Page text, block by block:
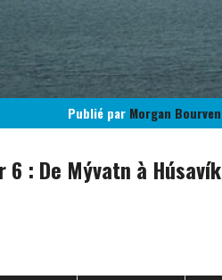
Publié par Morgan Bourven
6 : De Mývatn à Húsavík